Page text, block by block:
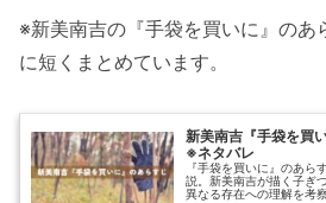
※新美南吉の『手袋を買いに』のあ
に短くまとめています。
新美南吉『手袋を買
※ネタバレ
『手袋を買いに』のあら
説。新美南吉が描く子ぎ
異なる存在への理解を考